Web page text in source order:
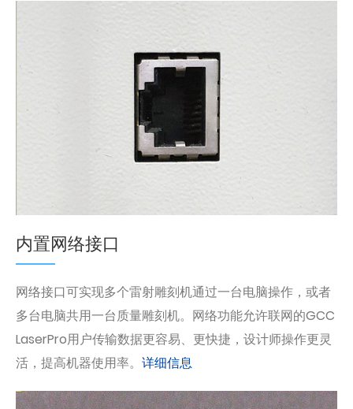
内置网络接口
网络接口可实现多个雷射雕刻机通过一台电脑操作，或者
多台电脑共用一台质量雕刻机。网络功能允许联网的GCC
LaserPro用户传输数据更容易、更快捷，设计师操作更灵
活，提高机器使用率。 详细信息